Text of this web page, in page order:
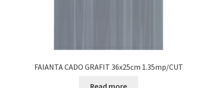
FAIANTA CADO GRAFIT 36x25cm 1.35mp/CUT